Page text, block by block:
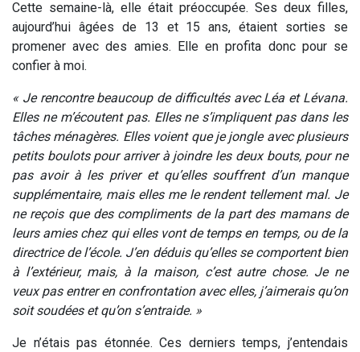
Cette semaine-là, elle était préoccupée. Ses deux filles,
aujourd’hui âgées de 13 et 15 ans, étaient sorties se
promener avec des amies. Elle en profita donc pour se
confier à moi.
« Je rencontre beaucoup de difficultés avec Léa et Lévana.
Elles ne m’écoutent pas. Elles ne s’impliquent pas dans les
tâches ménagères. Elles voient que je jongle avec plusieurs
petits boulots pour arriver à joindre les deux bouts, pour ne
pas avoir à les priver et qu’elles souffrent d’un manque
supplémentaire, mais elles me le rendent tellement mal. Je
ne reçois que des compliments de la part des mamans de
leurs amies chez qui elles vont de temps en temps, ou de la
directrice de l’école. J’en déduis qu’elles se comportent bien
à l’extérieur, mais, à la maison, c’est autre chose. Je ne
veux pas entrer en confrontation avec elles, j’aimerais qu’on
soit soudées et qu’on s’entraide. »
Je n’étais pas étonnée. Ces derniers temps, j’entendais